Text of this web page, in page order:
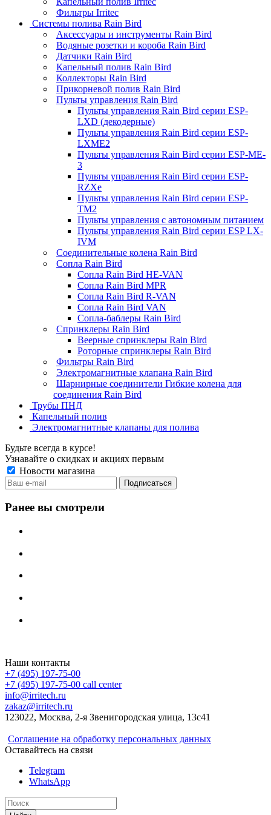
Фильтры Irritec
Системы полива Rain Bird
Аксессуары и инструменты Rain Bird
Водяные розетки и короба Rain Bird
Датчики Rain Bird
Капельный полив Rain Bird
Коллекторы Rain Bird
Прикорневой полив Rain Bird
Пульты управления Rain Bird
Пульты управления Rain Bird серии ESP-
LXD (декодерные)
Пульты управления Rain Bird серии ESP-
LXME2
Пульты управления Rain Bird серии ESP-ME-
3
Пульты управления Rain Bird серии ESP-
RZXe
Пульты управления Rain Bird серии ESP-
TM2
Пульты управления с автономным питанием
Пульты управления Rain Bird серии ESP LX-
IVM
Соединительные колена Rain Bird
Сопла Rain Bird
Сопла Rain Bird HE-VAN
Сопла Rain Bird MPR
Сопла Rain Bird R-VAN
Сопла Rain Bird VAN
Сопла-баблеры Rain Bird
Спринклеры Rain Bird
Веерные спринклеры Rain Bird
Роторные спринклеры Rain Bird
Фильтры Rain Bird
Электромагнитные клапана Rain Bird
Шарнирные соединители Гибкие колена для
соединения Rain Bird
Трубы ПНД
Капельный полив
Электромагнитные клапаны для полива
Будьте всегда в курсе!
Узнавайте о скидках и акциях первым
Новости магазина
Ранее вы смотрели
Наши контакты
+7 (495) 197-75-00
+7 (495) 197-75-00 call center
info@irritech.ru
zakaz@irritech.ru
123022, Москва, 2-я Звенигородская улица, 13с41
Соглашение на обработку персональных данных
Оставайтесь на связи
Telegram
WhatsApp